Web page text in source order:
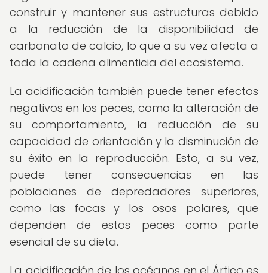
construir y mantener sus estructuras debido
a la reducción de la disponibilidad de
carbonato de calcio, lo que a su vez afecta a
toda la cadena alimenticia del ecosistema.
La acidificación también puede tener efectos
negativos en los peces, como la alteración de
su comportamiento, la reducción de su
capacidad de orientación y la disminución de
su éxito en la reproducción. Esto, a su vez,
puede tener consecuencias en las
poblaciones de depredadores superiores,
como las focas y los osos polares, que
dependen de estos peces como parte
esencial de su dieta.